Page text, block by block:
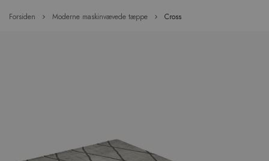
Forsiden Moderne maskinvævede tæppe Cross